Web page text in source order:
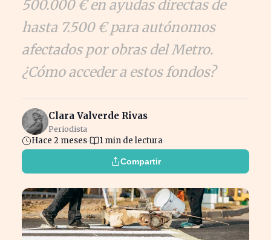
500.000 € en ayudas directas de
hasta 7.500 € para autónomos
afectados por obras del Metro.
¿Cómo acceder a estos fondos?
Clara Valverde Rivas
Periodista
Hace 2 meses 1 min de lectura
Compartir